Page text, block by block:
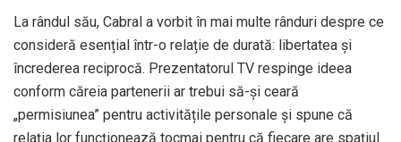
La rândul său, Cabral a vorbit în mai multe rânduri despre ce
consideră esențial într-o relație de durată: libertatea și
încrederea reciprocă. Prezentatorul TV respinge ideea
conform căreia partenerii ar trebui să-și ceară
„permisiunea” pentru activitățile personale și spune că
relația lor funcționează tocmai pentru că fiecare are spațiul